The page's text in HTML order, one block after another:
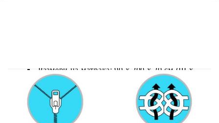
Размери на матрака: 90 x 200 x 20 см (Ш x
Д x Деб)
Дебелина на пяната: 20 см
Височина за спане от земята: 21 см